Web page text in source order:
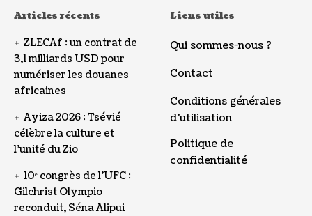
Articles récents
ZLECAf : un contrat de
3,1 milliards USD pour
numériser les douanes
africaines
Ayiza 2026 : Tsévié
célèbre la culture et
l’unité du Zio
10ᵉ congrès de l’UFC :
Gilchrist Olympio
reconduit, Séna Alipui
Liens utiles
Qui sommes-nous ?
Contact
Conditions générales
d’utilisation
Politique de
confidentialité